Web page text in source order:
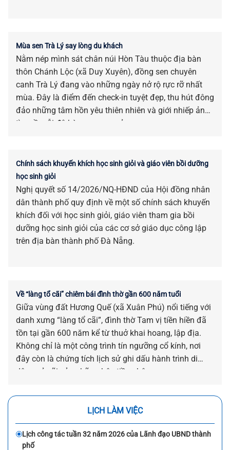
Mùa sen Trà Lý say lòng du khách
Nằm nép mình sát chân núi Hòn Tàu thuộc địa bàn
thôn Chánh Lộc (xã Duy Xuyên), đồng sen chuyên
canh Trà Lý đang vào những ngày nở rộ rực rỡ nhất
mùa. Đây là điểm đến check-in tuyệt đẹp, thu hút đông
đảo những tâm hồn yêu thiên nhiên và giới nhiếp ảnh
tìm về mỗi độ hè sang, sen nở.
Chính sách khuyến khích học sinh giỏi và giáo viên bồi dưỡng
học sinh giỏi
Nghị quyết số 14/2026/NQ-HĐND của Hội đồng nhân
dân thành phố quy định về một số chính sách khuyến
khích đối với học sinh giỏi, giáo viên tham gia bồi
dưỡng học sinh giỏi của các cơ sở giáo dục công lập
trên địa bàn thành phố Đà Nẵng.
Về “làng tổ cãi” chiêm bái đình thờ gần 600 năm tuổi
Giữa vùng đất Hương Quế (xã Xuân Phú) nổi tiếng với
danh xưng “làng tổ cãi”, đình thờ Tam vị tiền hiền đã
tồn tại gần 600 năm kể từ thuở khai hoang, lập địa.
Không chỉ là một công trình tín ngưỡng cổ kính, nơi
đây còn là chứng tích lịch sử ghi dấu hành trình di
dân, mở cõi của những bậc tiền nhân.
LỊCH LÀM VIỆC
Lịch công tác tuần 32 năm 2026 của Lãnh đạo UBND thành
phố